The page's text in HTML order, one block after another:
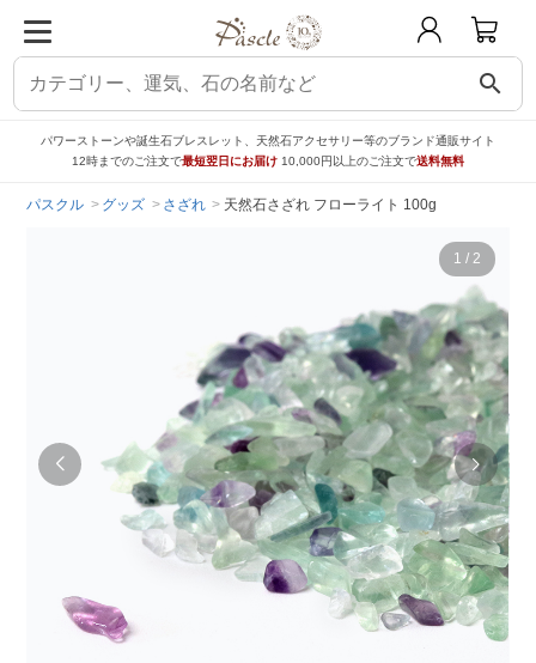
search
パワーストーンや誕生石ブレスレット、天然石アクセサリー等のブランド通販サイト
12時までのご注文で最短翌日にお届け 10,000円以上のご注文で送料無料
パスクル グッズ さざれ 天然石さざれ フローライト 100g
1 / 2